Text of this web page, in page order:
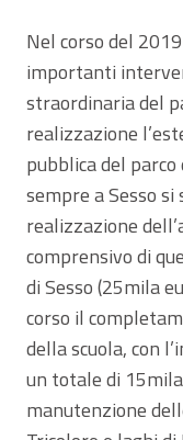
Nel corso del
importanti
straordinaria del
realizzazione
pubblica del parco
sempre a Sesso
realizzazione
comprensivo di
di Sesso (25mila
corso il
della scuola, con
un totale di
manutenzione